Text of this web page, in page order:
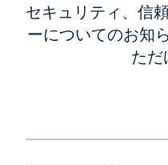
セキュリティ、信
ーについてのお知
ただ